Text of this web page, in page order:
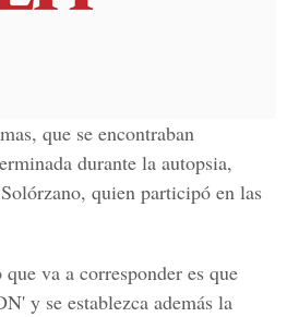
que se encontraban
durante la autopsia,
quien participó en las
va a corresponder es que
y se establezca además la